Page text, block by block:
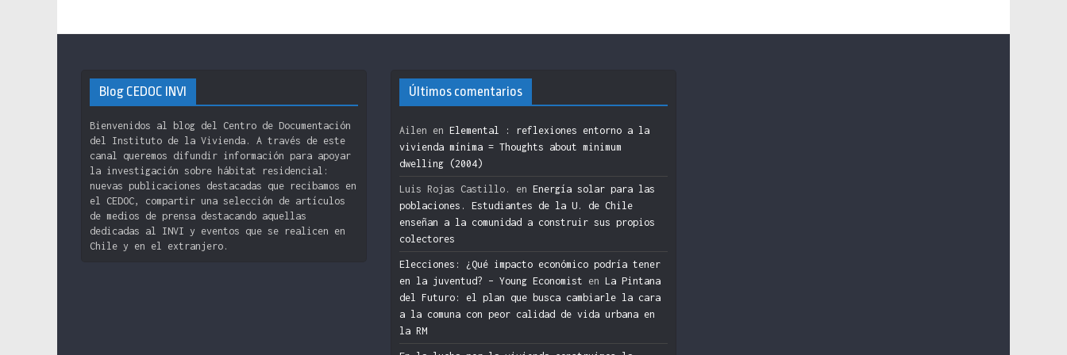
Blog CEDOC INVI
Bienvenidos al blog del Centro de Documentación
del Instituto de la Vivienda. A través de este
canal queremos difundir información para apoyar
la investigación sobre hábitat residencial:
nuevas publicaciones destacadas que recibamos en
el CEDOC, compartir una selección de artículos
de medios de prensa destacando aquellas
dedicadas al INVI y eventos que se realicen en
Chile y en el extranjero.
Últimos comentarios
Ailen en Elemental : reflexiones entorno a la
vivienda mínima = Thoughts about minimum
dwelling (2004)
Luis Rojas Castillo. en Energía solar para las
poblaciones. Estudiantes de la U. de Chile
enseñan a la comunidad a construir sus propios
colectores
Elecciones: ¿Qué impacto económico podría tener
en la juventud? – Young Economist en La Pintana
del Futuro: el plan que busca cambiarle la cara
a la comuna con peor calidad de vida urbana en
la RM